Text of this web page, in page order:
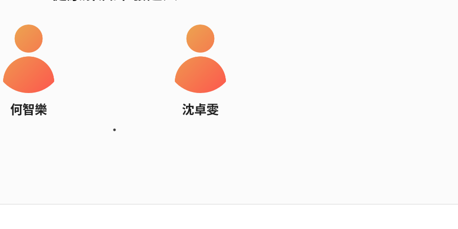
何智樂 沈卓雯